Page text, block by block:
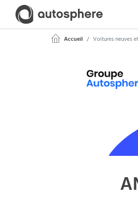
Accueil Voitures neuves